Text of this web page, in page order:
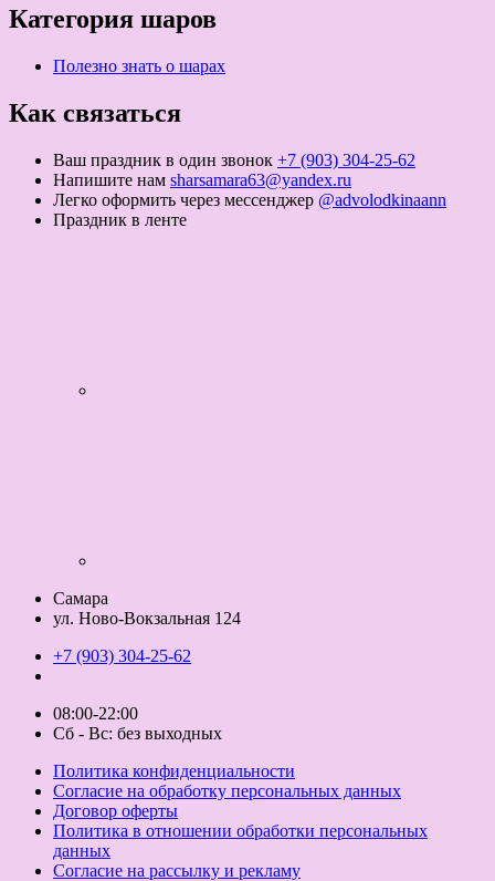
Категория шаров
Полезно знать о шарах
Как связаться
Ваш праздник в один звонок +7 (903) 304-25-62
Напишите нам sharsamara63@yandex.ru
Легко оформить через мессенджер @advolodkinaann
Праздник в ленте
Самара
ул. Ново-Вокзальная 124
+7 (903) 304-25-62
08:00-22:00
Сб - Вс: без выходных
Политика конфиденциальности
Согласие на обработку персональных данных
Договор оферты
Политика в отношении обработки персональных
данных
Согласие на рассылку и рекламу